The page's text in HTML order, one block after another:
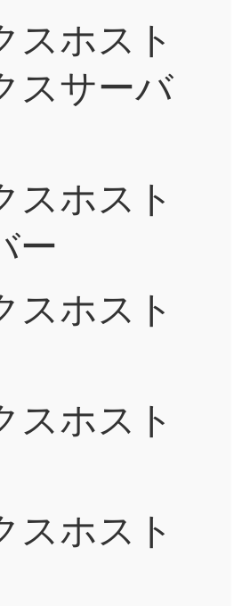
スホスト
スサーバ
スホスト
ー
スホスト
スホスト
スホスト